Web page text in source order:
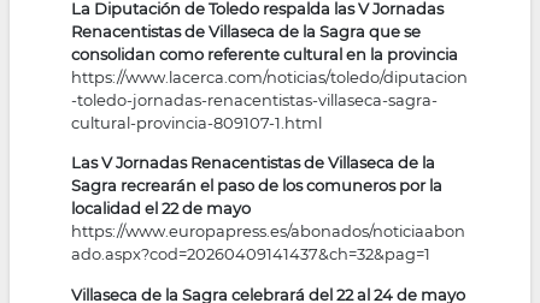
La Diputación de Toledo respalda las V Jornadas
Renacentistas de Villaseca de la Sagra que se
consolidan como referente cultural en la provincia
https://www.lacerca.com/noticias/toledo/diputacion
-toledo-jornadas-renacentistas-villaseca-sagra-
cultural-provincia-809107-1.html
Las V Jornadas Renacentistas de Villaseca de la
Sagra recrearán el paso de los comuneros por la
localidad el 22 de mayo
https://www.europapress.es/abonados/noticiaabon
ado.aspx?cod=20260409141437&ch=32&pag=1
Villaseca de la Sagra celebrará del 22 al 24 de mayo